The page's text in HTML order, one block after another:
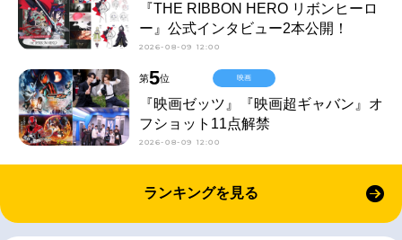
『THE RIBBON HERO リボンヒーロ
ー』公式インタビュー2本公開！
2026-08-09 12:00
第5位
『映画ゼッツ』『映画超ギャバン』オ
フショット11点解禁
2026-08-09 12:00
映画
ランキングを見る